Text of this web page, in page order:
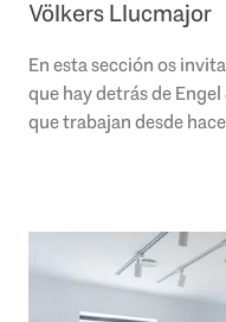
Völkers Llucmajor
En esta sección os
que hay detrás de
que trabajan desde